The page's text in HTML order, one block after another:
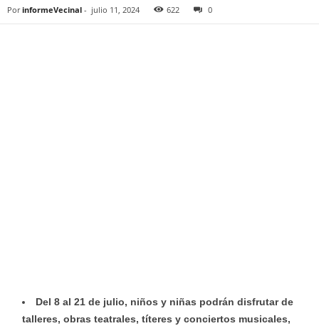
Por informeVecinal - julio 11, 2024 622 0
Del 8 al 21 de julio, niños y niñas podrán disfrutar de
talleres, obras teatrales, títeres y conciertos musicales,